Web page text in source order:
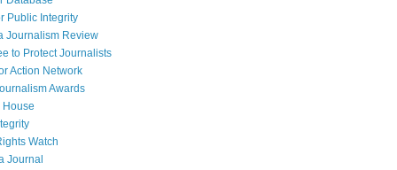
Public Integrity
Journalism Review
to Protect Journalists
Action Network
Awards
House
Watch
Journal